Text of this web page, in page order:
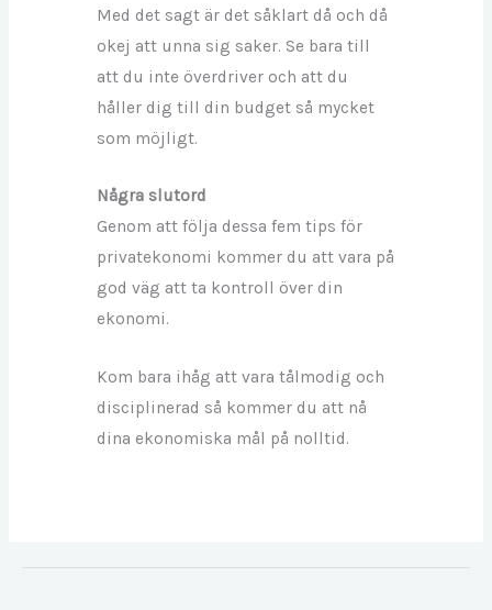
Med det sagt är det såklart då och då
okej att unna sig saker. Se bara till
att du inte överdriver och att du
håller dig till din budget så mycket
som möjligt.
Några slutord
Genom att följa dessa fem tips för
privatekonomi kommer du att vara på
god väg att ta kontroll över din
ekonomi.
Kom bara ihåg att vara tålmodig och
disciplinerad så kommer du att nå
dina ekonomiska mål på nolltid.